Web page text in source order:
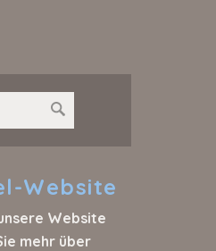
Website
Website
mehr über